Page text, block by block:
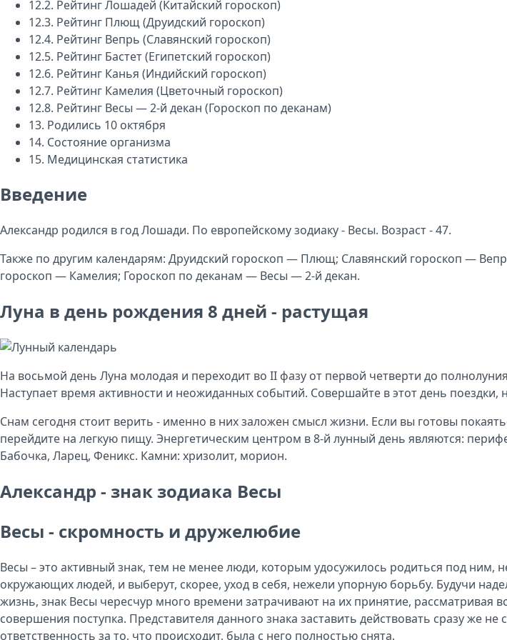
12.2. Рейтинг Лошадей (Китайский гороскоп)
12.3. Рейтинг Плющ (Друидский гороскоп)
12.4. Рейтинг Вепрь (Славянский гороскоп)
12.5. Рейтинг Бастет (Египетский гороскоп)
12.6. Рейтинг Канья (Индийский гороскоп)
12.7. Рейтинг Камелия (Цветочный гороскоп)
12.8. Рейтинг Весы — 2-й декан (Гороскоп по деканам)
13. Родились 10 октября
14. Состояние организма
15. Медицинская статистика
Введение
Александр родился в год Лошади. По европейскому зодиаку - Весы. Возраст - 47.
Также по другим календарям: Друидский гороскоп — Плющ; Славянский гороскоп —
гороскоп — Камелия; Гороскоп по деканам — Весы — 2-й декан.
Луна в день рождения 8 дней - растущая
На восьмой день Луна молодая и переходит во II фазу от первой четверти до
Наступает время активности и неожиданных событий. Совершайте в этот день
Снам сегодня стоит верить - именно в них заложен смысл жизни. Если вы готовы
перейдите на легкую пищу. Энергетическим центром в 8-й лунный день являются:
Бабочка, Ларец, Феникс. Камни: хризолит, морион.
Александр - знак зодиака Весы
Весы - скромность и дружелюбие
Весы – это активный знак, тем не менее люди, которым удосужилось родиться под ним,
окружающих людей, и выберут, скорее, уход в себя, нежели упорную борьбу. Будучи
жизнь, знак Весы чересчур много времени затрачивают на их принятие, рассматривая
совершения поступка. Представителя данного знака заставить действовать сразу же
ответственность за то, что происходит, была с него полностью снята.